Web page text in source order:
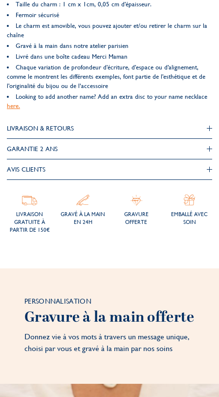
Taille du charm : 1 cm x 1cm, 0,05 cm d'épaisseur.
Fermoir sécurisé
Le charm est amovible, vous pouvez ajouter et/ou retirer le charm sur la
chaîne
Gravé à la main dans notre atelier parisien
Livré dans une boîte cadeau Merci Maman
Chaque variation de profondeur d'écriture, d'espace ou d'alignement,
comme le montrent les différents exemples, font partie de l'esthétique et de
l'originalité du bijou ou de l’accessoire
Looking to add another name? Add an extra disc to your name necklace
here.
LIVRAISON & RETOURS
GARANTIE 2 ANS
AVIS CLIENTS
LIVRAISON
GRATUITE À
PARTIR DE 150€
GRAVÉ À LA MAIN
EN 24H
GRAVURE
OFFERTE
EMBALLÉ AVEC
SOIN
PERSONNALISATION
Gravure à la main offerte
Donnez vie à vos mots à travers un message unique,
choisi par vous et gravé à la main par nos soins